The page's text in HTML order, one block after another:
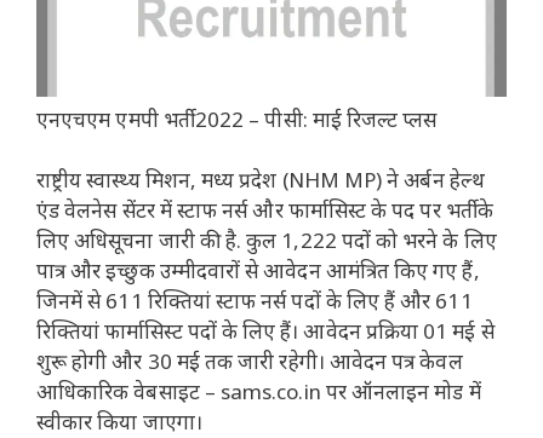
एनएचएम एमपी भर्ती 2022 – पीसी: माई रिजल्ट प्लस
राष्ट्रीय स्वास्थ्य मिशन, मध्य प्रदेश (NHM MP) ने अर्बन हेल्थ
एंड वेलनेस सेंटर में स्टाफ नर्स और फार्मासिस्ट के पद पर भर्ती के
लिए अधिसूचना जारी की है. कुल 1,222 पदों को भरने के लिए
पात्र और इच्छुक उम्मीदवारों से आवेदन आमंत्रित किए गए हैं,
जिनमें से 611 रिक्तियां स्टाफ नर्स पदों के लिए हैं और 611
रिक्तियां फार्मासिस्ट पदों के लिए हैं। आवेदन प्रक्रिया 01 मई से
शुरू होगी और 30 मई तक जारी रहेगी। आवेदन पत्र केवल
आधिकारिक वेबसाइट – sams.co.in पर ऑनलाइन मोड में
स्वीकार किया जाएगा।